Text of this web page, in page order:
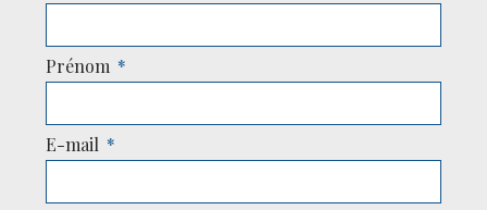
Prénom
E-mail